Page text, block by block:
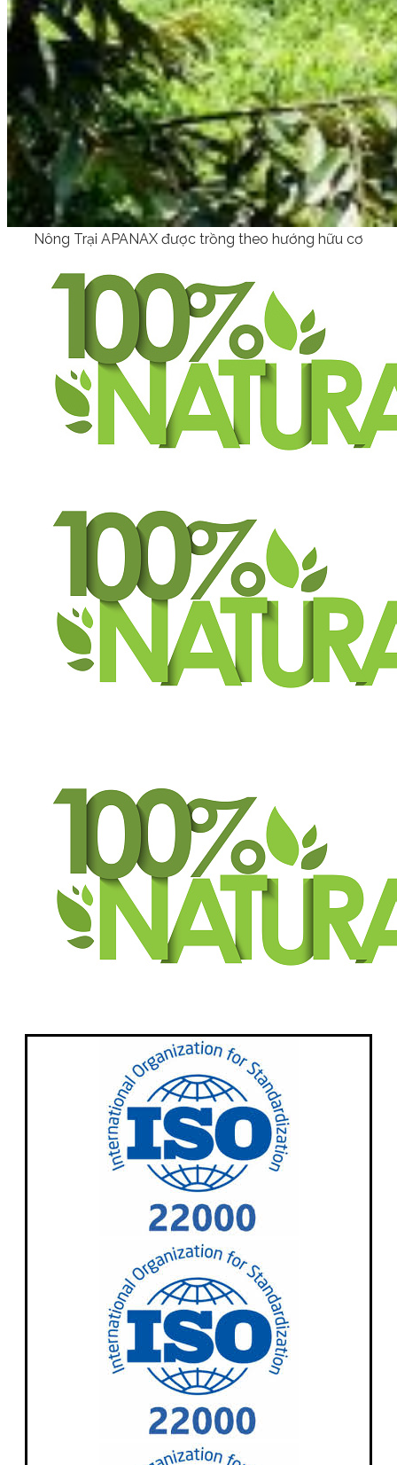
Nông Trại APANAX được trồng theo hướng hữu cơ